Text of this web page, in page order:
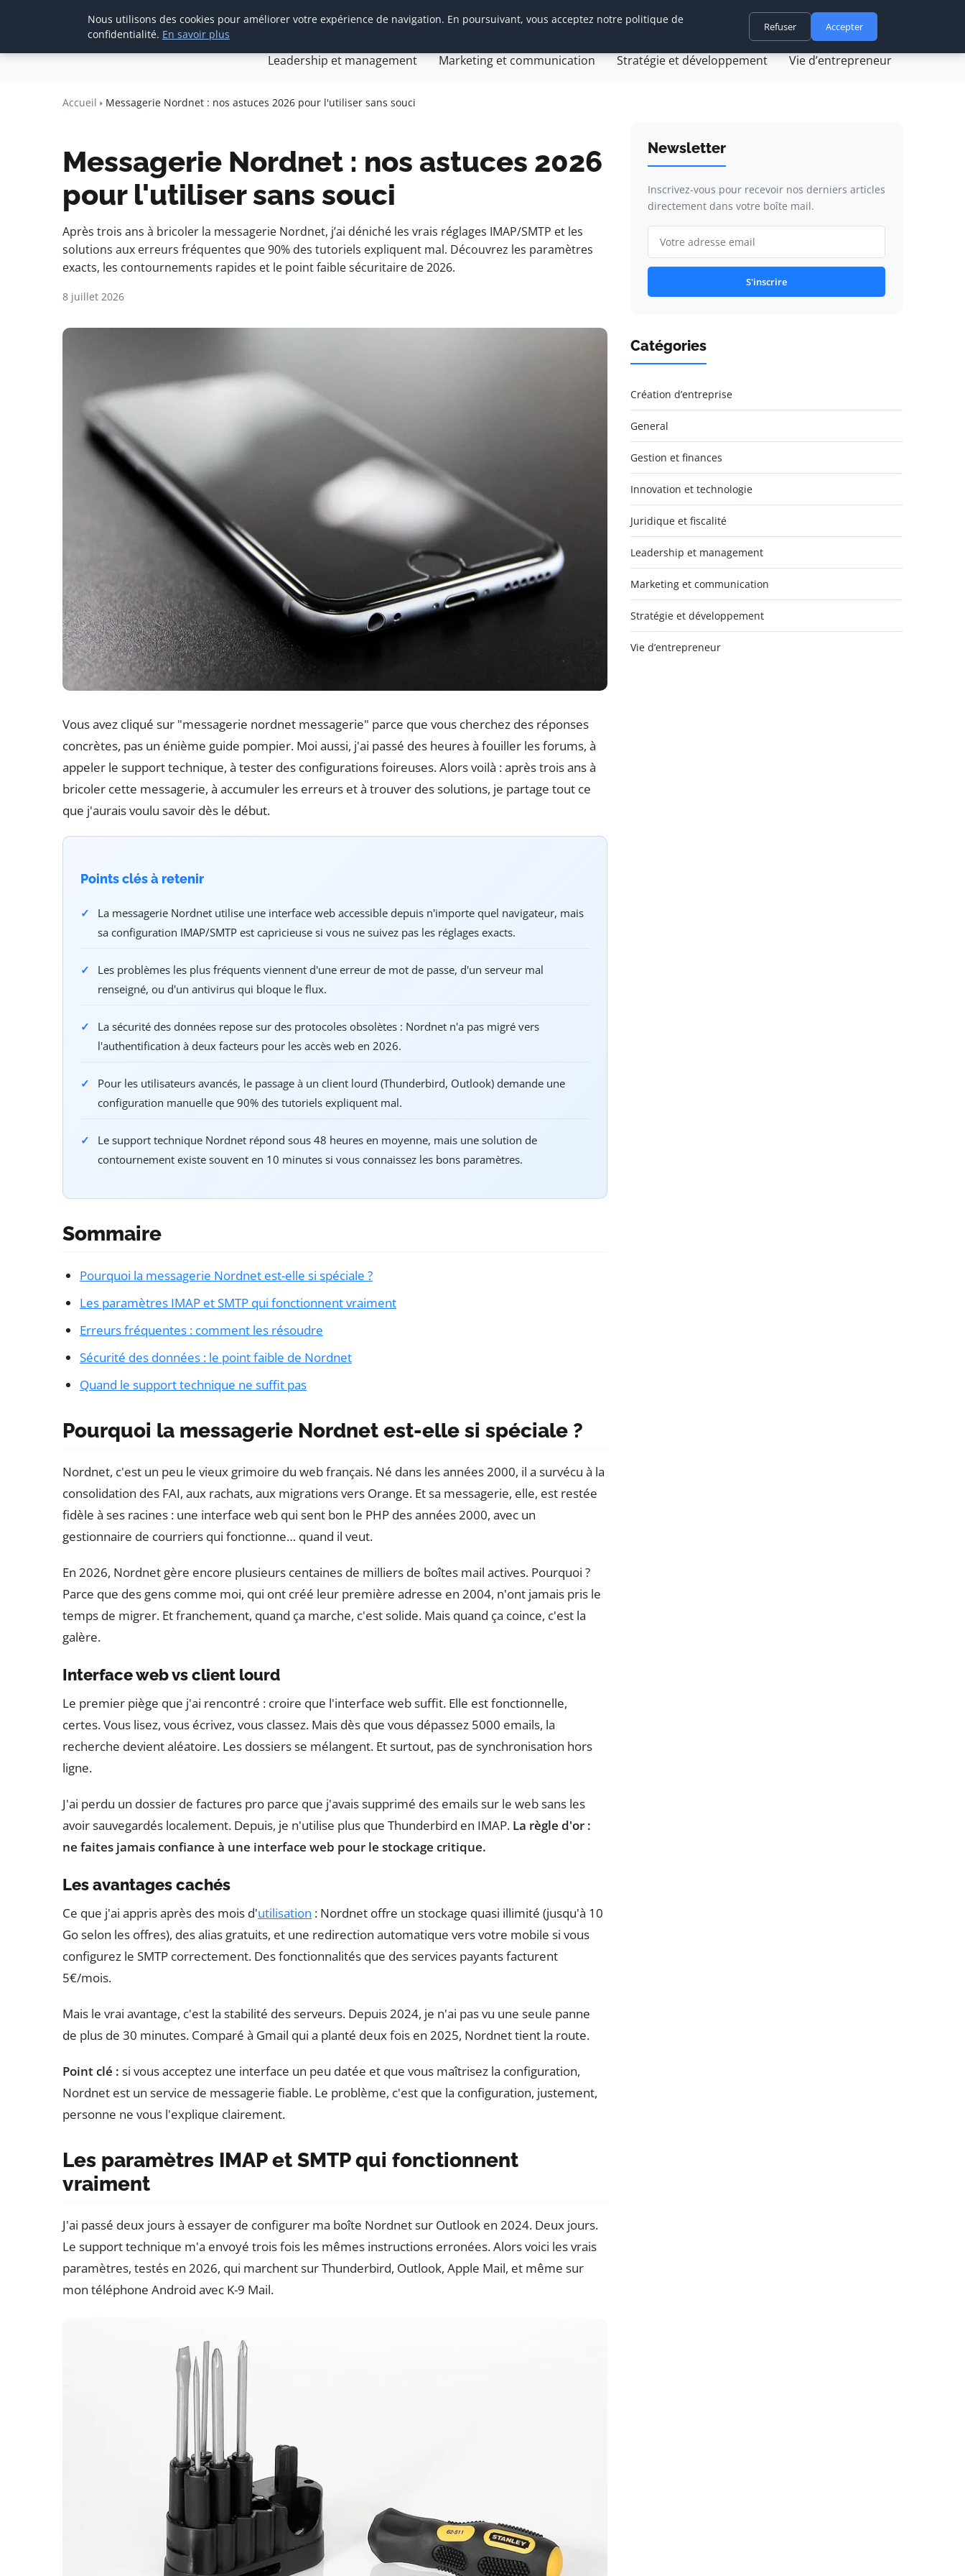
Agence Media Com Web
Accueil Création d’entreprise General Gestion et finances Innovation et technologie Juridique et fiscalité
Leadership et management Marketing et communication Stratégie et développement Vie d’entrepreneur
Accueil Messagerie Nordnet : nos astuces 2026 pour l'utiliser sans souci
Messagerie Nordnet : nos astuces 2026
pour l'utiliser sans souci
Après trois ans à bricoler la messagerie Nordnet, j’ai déniché les vrais réglages IMAP/SMTP et les
solutions aux erreurs fréquentes que 90% des tutoriels expliquent mal. Découvrez les paramètres
exacts, les contournements rapides et le point faible sécuritaire de 2026.
8 juillet 2026
Vous avez cliqué sur "messagerie nordnet messagerie" parce que vous cherchez des réponses
concrètes, pas un énième guide pompier. Moi aussi, j'ai passé des heures à fouiller les forums, à
appeler le support technique, à tester des configurations foireuses. Alors voilà : après trois ans à
bricoler cette messagerie, à accumuler les erreurs et à trouver des solutions, je partage tout ce
que j'aurais voulu savoir dès le début.
Points clés à retenir
La messagerie Nordnet utilise une interface web accessible depuis n'importe quel navigateur, mais
sa configuration IMAP/SMTP est capricieuse si vous ne suivez pas les réglages exacts.
Les problèmes les plus fréquents viennent d'une erreur de mot de passe, d'un serveur mal
renseigné, ou d'un antivirus qui bloque le flux.
La sécurité des données repose sur des protocoles obsolètes : Nordnet n'a pas migré vers
l'authentification à deux facteurs pour les accès web en 2026.
Pour les utilisateurs avancés, le passage à un client lourd (Thunderbird, Outlook) demande une
configuration manuelle que 90% des tutoriels expliquent mal.
Le support technique Nordnet répond sous 48 heures en moyenne, mais une solution de
contournement existe souvent en 10 minutes si vous connaissez les bons paramètres.
Sommaire
Pourquoi la messagerie Nordnet est-elle si spéciale ?
Les paramètres IMAP et SMTP qui fonctionnent vraiment
Erreurs fréquentes : comment les résoudre
Sécurité des données : le point faible de Nordnet
Quand le support technique ne suffit pas
Pourquoi la messagerie Nordnet est-elle si spéciale ?
Nordnet, c'est un peu le vieux grimoire du web français. Né dans les années 2000, il a survécu à la
consolidation des FAI, aux rachats, aux migrations vers Orange. Et sa messagerie, elle, est restée
fidèle à ses racines : une interface web qui sent bon le PHP des années 2000, avec un
gestionnaire de courriers qui fonctionne… quand il veut.
En 2026, Nordnet gère encore plusieurs centaines de milliers de boîtes mail actives. Pourquoi ?
Parce que des gens comme moi, qui ont créé leur première adresse en 2004, n'ont jamais pris le
temps de migrer. Et franchement, quand ça marche, c'est solide. Mais quand ça coince, c'est la
galère.
Interface web vs client lourd
Le premier piège que j'ai rencontré : croire que l'interface web suffit. Elle est fonctionnelle,
certes. Vous lisez, vous écrivez, vous classez. Mais dès que vous dépassez 5000 emails, la
recherche devient aléatoire. Les dossiers se mélangent. Et surtout, pas de synchronisation hors
ligne.
J'ai perdu un dossier de factures pro parce que j'avais supprimé des emails sur le web sans les
avoir sauvegardés localement. Depuis, je n'utilise plus que Thunderbird en IMAP. La règle d'or :
ne faites jamais confiance à une interface web pour le stockage critique.
Les avantages cachés
Ce que j'ai appris après des mois d'utilisation : Nordnet offre un stockage quasi illimité (jusqu'à 10
Go selon les offres), des alias gratuits, et une redirection automatique vers votre mobile si vous
configurez le SMTP correctement. Des fonctionnalités que des services payants facturent
5€/mois.
Mais le vrai avantage, c'est la stabilité des serveurs. Depuis 2024, je n'ai pas vu une seule panne
de plus de 30 minutes. Comparé à Gmail qui a planté deux fois en 2025, Nordnet tient la route.
Point clé : si vous acceptez une interface un peu datée et que vous maîtrisez la configuration,
Nordnet est un service de messagerie fiable. Le problème, c'est que la configuration, justement,
personne ne vous l'explique clairement.
Les paramètres IMAP et SMTP qui fonctionnent
vraiment
J'ai passé deux jours à essayer de configurer ma boîte Nordnet sur Outlook en 2024. Deux jours.
Le support technique m'a envoyé trois fois les mêmes instructions erronées. Alors voici les vrais
paramètres, testés en 2026, qui marchent sur Thunderbird, Outlook, Apple Mail, et même sur
mon téléphone Android avec K-9 Mail.
Newsletter
Inscrivez-vous pour recevoir nos derniers articles
directement dans votre boîte mail.
S'inscrire
Catégories
Création d’entreprise
General
Gestion et finances
Innovation et technologie
Juridique et fiscalité
Leadership et management
Marketing et communication
Stratégie et développement
Vie d’entrepreneur
Nous utilisons des cookies pour améliorer votre expérience de navigation. En poursuivant, vous acceptez notre politique de
confidentialité. En savoir plus
Refuser Accepter